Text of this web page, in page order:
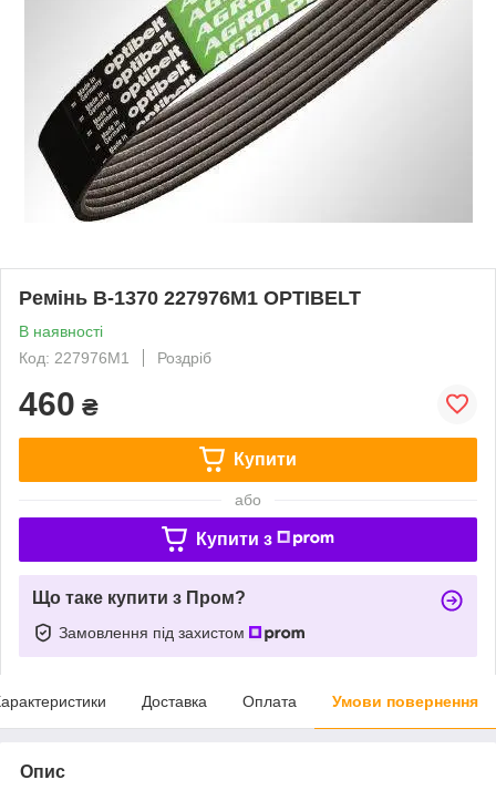
Ремінь В-1370 227976M1 OPTIBELT
В наявності
Код: 227976M1
Роздріб
460 ₴
Купити
або
Купити з
Що таке купити з Пром?
Замовлення під захистом
Доставка Оплата Умови повернення
Опис